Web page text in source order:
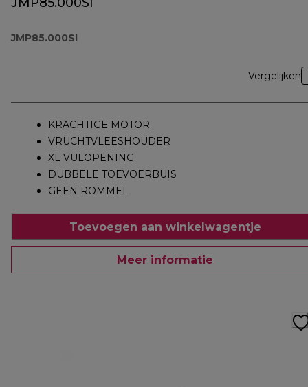
JMP85.000SI
JMP85.000SI
Vergelijken
KRACHTIGE MOTOR
VRUCHTVLEESHOUDER
XL VULOPENING
DUBBELE TOEVOERBUIS
GEEN ROMMEL
Toevoegen aan winkelwagentje
Meer informatie